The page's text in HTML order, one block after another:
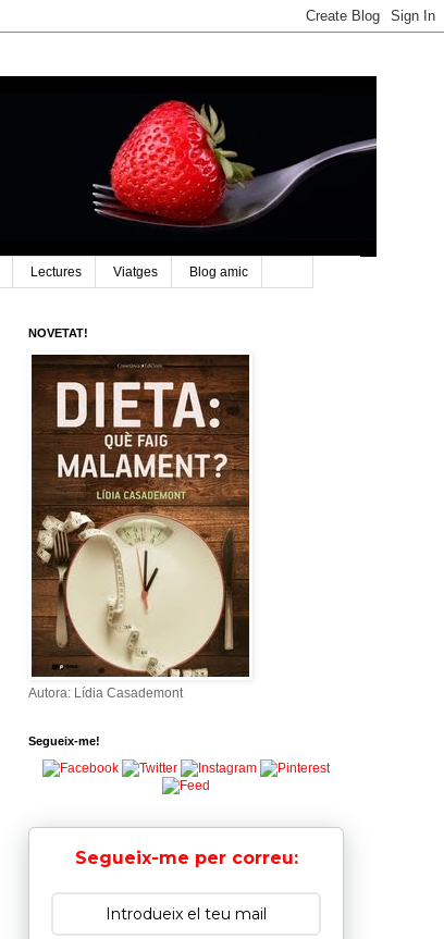
Lectures Viatges Blog amic
NOVETAT!
Autora: Lídia Casademont
Segueix-me!
Segueix-me per correu: